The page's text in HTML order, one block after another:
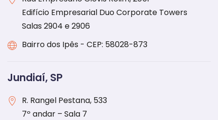
Edifício Empresarial Duo Corporate Towers
Salas 2904 e 2906
Bairro dos Ipês - CEP: 58028-873
Jundiaí, SP
R. Rangel Pestana, 533
7º andar – Sala 7